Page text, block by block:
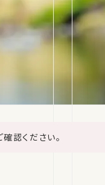
認ください。